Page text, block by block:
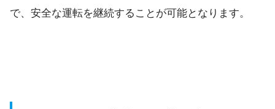
で、安全な運転を継続することが可能となります。